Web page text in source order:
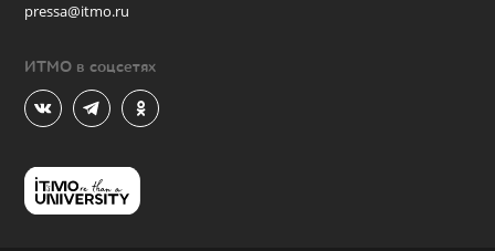
pressa@itmo.ru
ИТМО в соцсетях